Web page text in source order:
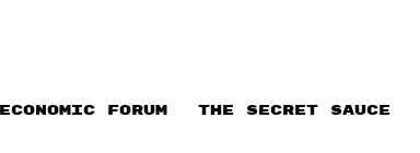
ECONOMIC FORUM THE SECRET SAUCE​